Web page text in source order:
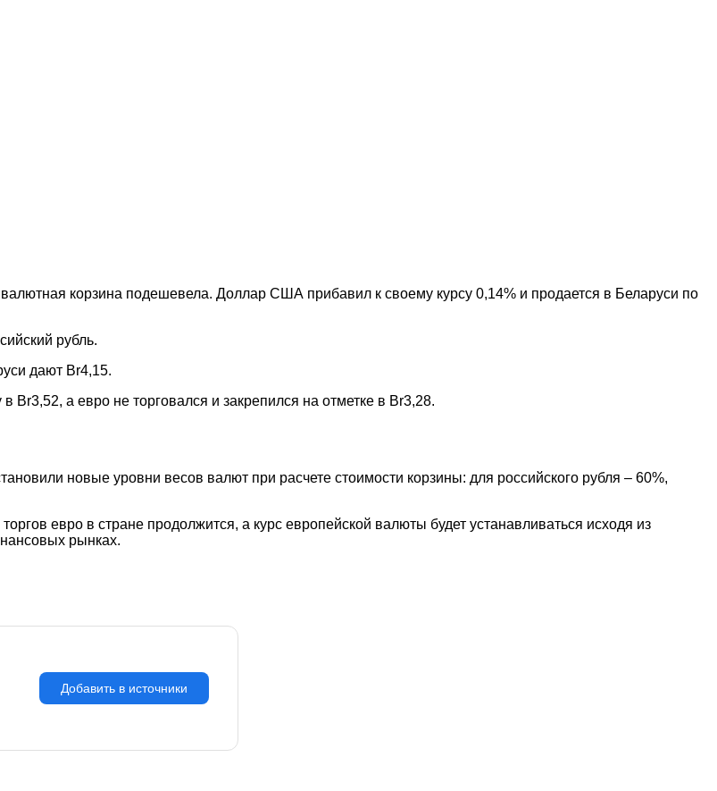
корзина подешевела. Доллар США прибавил к своему курсу 0,14% и продается в Беларуси по
рубль.
дают Br4,15.
а евро не торговался и закрепился на отметке в Br3,28.
новые уровни весов валют при расчете стоимости корзины: для российского рубля – 60%,
евро в стране продолжится, а курс европейской валюты будет устанавливаться исходя из
рынках.
Добавить в источники